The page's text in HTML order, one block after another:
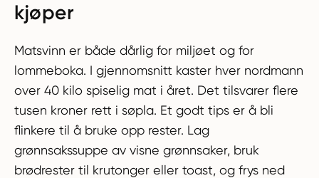
kjøper
Matsvinn er både dårlig for miljøet og for
lommeboka. I gjennomsnitt kaster hver nordmann
over 40 kilo spiselig mat i året. Det tilsvarer flere
tusen kroner rett i søpla. Et godt tips er å bli
flinkere til å bruke opp rester. Lag
grønnsakssuppe av visne grønnsaker, bruk
brødrester til krutonger eller toast, og frys ned